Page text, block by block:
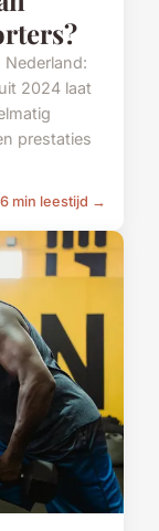
2024 laat
prestaties
6 min leestijd →